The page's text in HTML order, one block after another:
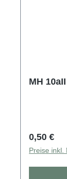
MH
0,50 €
Preise inkl.